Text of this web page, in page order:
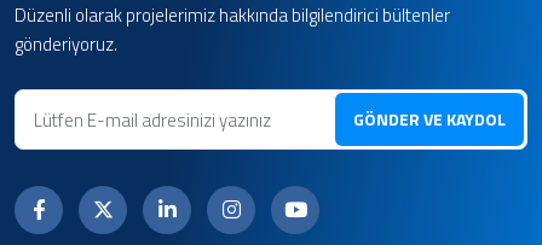
Düzenli olarak projelerimiz hakkında bilgilendirici bültenler
gönderiyoruz.
GÖNDER VE KAYDOL